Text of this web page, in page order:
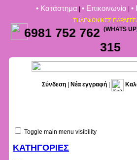
• Kατάστημα |• Επικοινωνία |•
ΤΗΛΕΦΩΝΙΚΕΣ
6981 752 762(WHATS
315
Σύνδεση| Νέα εγγραφή|
Toggle main menu visibility
ΚΑΤΗΓΟΡΙΕΣ